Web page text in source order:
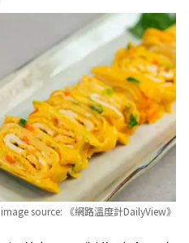
image source: 《網路溫度計DailyView》